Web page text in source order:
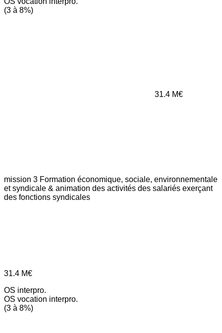
(3 à 8%)
31.4 M€
mission 3 Formation économique, sociale, environnementale
et syndicale & animation des activités des salariés exerçant
des fonctions syndicales
31.4 M€
OS interpro.
OS vocation interpro.
(3 à 8%)